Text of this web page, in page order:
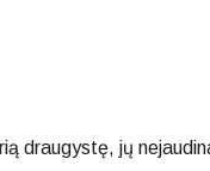
draugystę, jų